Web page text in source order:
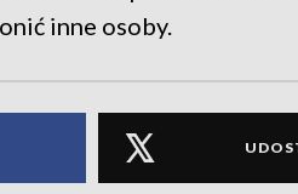
inne osoby.